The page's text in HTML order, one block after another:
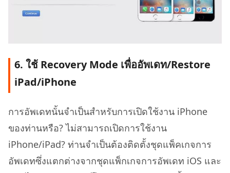
6. ใช้ Recovery Mode เพื่ออัพเดท/Restore
iPad/iPhone
การอัพเดทนั้นจำเป็นสำหรับการเปิดใช้งาน iPhone
ของท่านหรือ? ไม่สามารถเปิดการใช้งาน
iPhone/iPad? ท่านจำเป็นต้องติดตั้งชุดแพ็คเกจการ
อัพเดทซึ่งแตกต่างจากชุดแพ็กเกจการอัพเดท iOS และ